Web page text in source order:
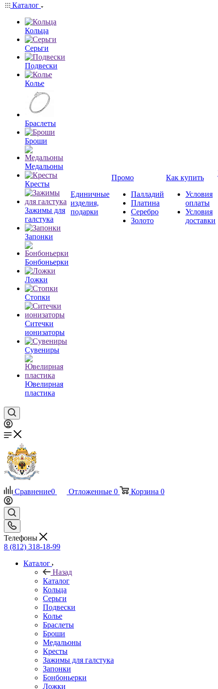
Каталог
Кольца
Серьги
Подвески
Колье
Браслеты
Броши
Медальоны
Кресты
Зажимы для
галстука
Запонки
Бонбоньерки
Ложки
Стопки
Ситечки
ионизаторы
Cувениры
Ювелирная
пластика
Единичные
изделия,
подарки
Промо
Палладий
Платина
Серебро
Золото
Как купить
Условия
оплаты
Условия
доставки
Сравнение0 Отложенные 0 Корзина 0
Телефоны
8 (812) 318-18-99
Каталог
Назад
Каталог
Кольца
Серьги
Подвески
Колье
Браслеты
Броши
Медальоны
Кресты
Зажимы для галстука
Запонки
Бонбоньерки
Ложки